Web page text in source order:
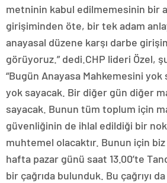
metninin kabul edilmemesinin bir
girişiminden öte, bir tek adam
anayasal düzene karşı darbe
görüyoruz.” dedi.CHP lideri Özel,
“Bugün Anayasa Mahkemesini yok
yok sayacak. Bir diğer gün diğer
sayacak. Bunun tüm toplum için
güvenliğinin de ihlal edildiği bir
muhtemel olacaktır. Bunun için
hafta pazar günü saat 13.00’te
bir çağrıda bulunduk. Bu çağrıyı